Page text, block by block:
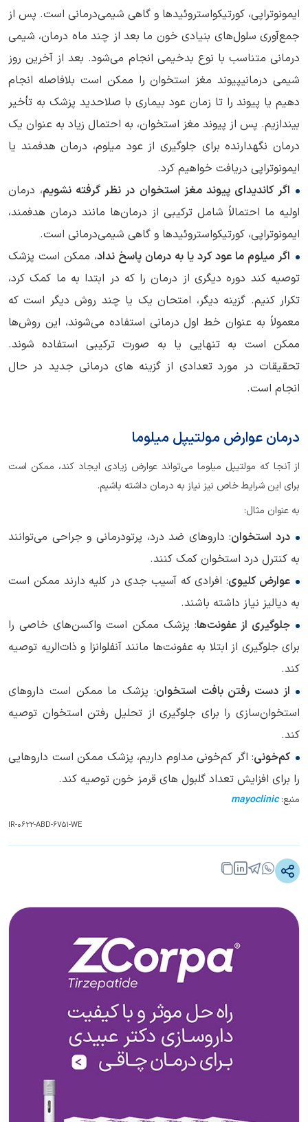
ایمونوتراپی، کورتیکواستروئیدها و گاهی شیمی‌درمانی است. پس از
جمع‌آوری سلول‌های بنیادی خون ما بعد از چند ماه درمان، شیمی
درمانی متناسب با نوع بدخیمی انجام می‌شود. بعد از آخرین روز
شیمی درمانیپیوند مغز استخوان را ممکن است بلافاصله انجام
دهیم یا پیوند را تا زمان عود بیماری با صلاحدید پزشک به تأخیر
بیندازیم. پس از پیوند مغز استخوان، به احتمال زیاد به عنوان یک
درمان نگهدارنده برای جلوگیری از عود میلوم، درمان هدفمند یا
ایمونوتراپی دریافت خواهیم کرد.
اگر کاندیدای پیوند مغز استخوان در نظر گرفته نشویم، درمان
اولیه ما احتمالاً شامل ترکیبی از درمان‌ها مانند درمان هدفمند،
ایمونوتراپی، کورتیکواستروئیدها و گاهی شیمی‌درمانی است.
اگر میلوم ما عود کرد یا به درمان پاسخ نداد، ممکن است پزشک
توصیه کند دوره دیگری از درمان را که در ابتدا به ما کمک کرد،
تکرار کنیم. گزینه دیگر، امتحان یک یا چند روش دیگر است که
معمولاً به عنوان خط اول درمانی استفاده می‌شوند، این روش‌ها
ممکن است به تنهایی یا به صورت ترکیبی استفاده شوند.
تحقیقات در مورد تعدادی از گزینه های درمانی جدید در حال
انجام است.
درمان عوارض مولتیپل میلوما
از آنجا که مولتیپل میلوما می‌تواند عوارض زیادی ایجاد کند، ممکن است
برای این شرایط خاص نیز نیاز به درمان داشته باشیم.
به عنوان مثال:
درد استخوان: داروهای ضد درد، پرتودرمانی و جراحی می‌توانند
به کنترل درد استخوان کمک کنند.
عوارض کلیوی: افرادی که آسیب جدی در کلیه دارند ممکن است
به دیالیز نیاز داشته باشند.
جلوگیری از عفونت‌ها: پزشک ممکن است واکسن‌های خاصی را
برای جلوگیری از ابتلا به عفونت‌ها مانند آنفلوانزا و ذات‌الریه توصیه
کند.
از دست رفتن بافت استخوان: پزشک ما ممکن است داروهای
استخوان‌سازی را برای جلوگیری از تحلیل رفتن استخوان توصیه
کند.
کم‌خونی: اگر کم‌خونی مداوم داریم، پزشک ممکن است داروهایی
را برای افزایش تعداد گلبول های قرمز خون توصیه کند.
منبع:mayoclinic
IR-0622-ABD-6751-WE